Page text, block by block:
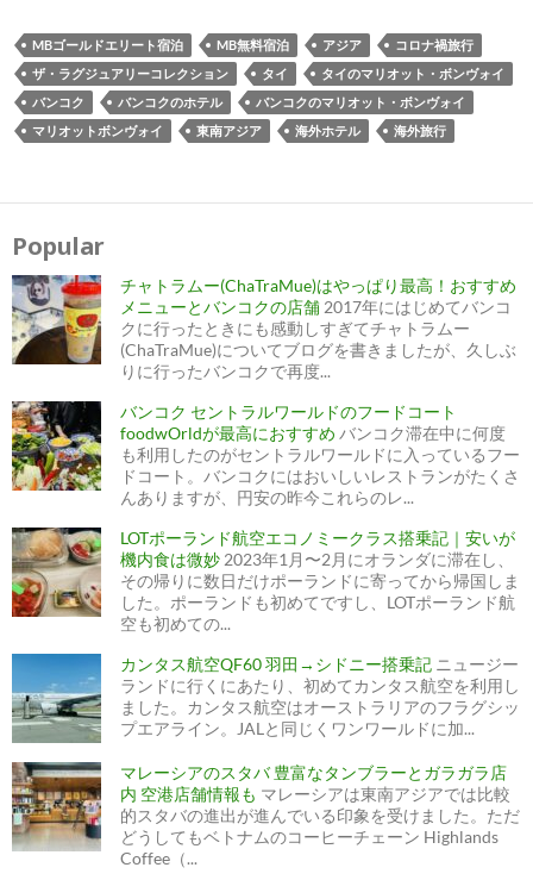
MBゴールドエリート宿泊 MB無料宿泊 アジア
コロナ禍旅行
ザ・ラグジュアリーコレクション
タイ
タイのマリオット・ボンヴォイ
バンコク
バンコクのホテル
バンコクのマリオット・ボンヴォイ
マリオットボンヴォイ
東南アジア 海外ホテル 海外旅行
Popular
チャトラムー(ChaTraMue)はやっぱり最高！おすすめ
メニューとバンコクの店舗 2017年にはじめてバンコ
クに行ったときにも感動しすぎてチャトラムー
(ChaTraMue)についてブログを書きましたが、久しぶ
りに行ったバンコクで再度...
バンコク セントラルワールドのフードコート
foodwOrldが最高におすすめ バンコク滞在中に何度
も利用したのがセントラルワールドに入っているフー
ドコート。バンコクにはおいしいレストランがたくさ
んありますが、円安の昨今これらのレ...
LOTポーランド航空エコノミークラス搭乗記｜安いが
機内食は微妙 2023年1月〜2月にオランダに滞在し、
その帰りに数日だけポーランドに寄ってから帰国しま
した。ポーランドも初めてですし、LOTポーランド航
空も初めての...
カンタス航空QF60 羽田→シドニー搭乗記 ニュージー
ランドに行くにあたり、初めてカンタス航空を利用し
ました。カンタス航空はオーストラリアのフラグシッ
プエアライン。JALと同じくワンワールドに加...
マレーシアのスタバ 豊富なタンブラーとガラガラ店
内 空港店舗情報も マレーシアは東南アジアでは比較
的スタバの進出が進んでいる印象を受けました。ただ
どうしてもベトナムのコーヒーチェーン Highlands
Coffee（...